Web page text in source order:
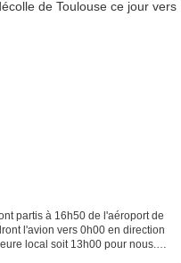
partis à 16h50 de l'aéroport de
l'avion vers 0h00 en direction
local soit 13h00 pour nous.